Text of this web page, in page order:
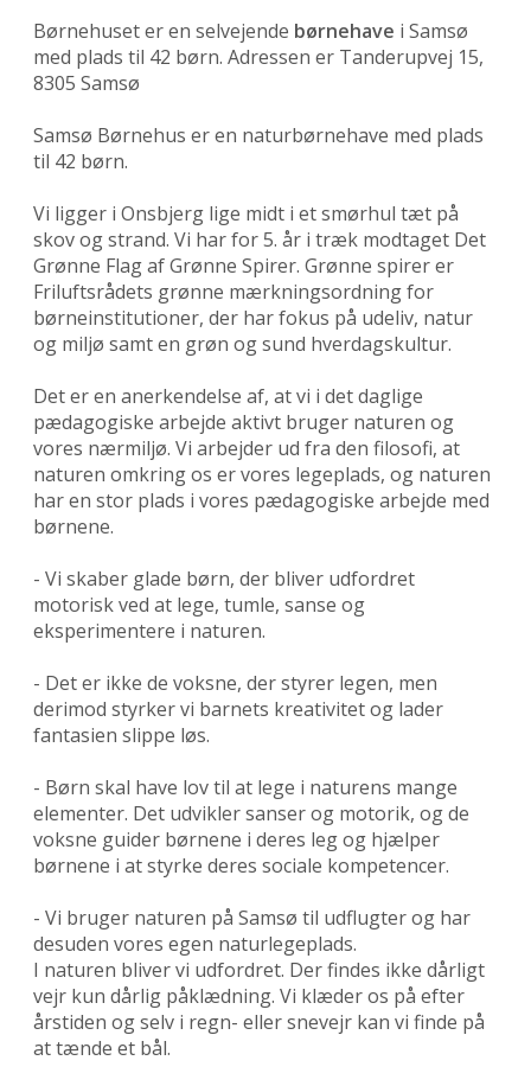
Børnehuset er en selvejende børnehave i Samsø
med plads til 42 børn. Adressen er Tanderupvej 15,
8305 Samsø
Samsø Børnehus er en naturbørnehave med plads
til 42 børn.
Vi ligger i Onsbjerg lige midt i et smørhul tæt på
skov og strand. Vi har for 5. år i træk modtaget Det
Grønne Flag af Grønne Spirer. Grønne spirer er
Friluftsrådets grønne mærkningsordning for
børneinstitutioner, der har fokus på udeliv, natur
og miljø samt en grøn og sund hverdagskultur.
Det er en anerkendelse af, at vi i det daglige
pædagogiske arbejde aktivt bruger naturen og
vores nærmiljø. Vi arbejder ud fra den filosofi, at
naturen omkring os er vores legeplads, og naturen
har en stor plads i vores pædagogiske arbejde med
børnene.
- Vi skaber glade børn, der bliver udfordret
motorisk ved at lege, tumle, sanse og
eksperimentere i naturen.
- Det er ikke de voksne, der styrer legen, men
derimod styrker vi barnets kreativitet og lader
fantasien slippe løs.
- Børn skal have lov til at lege i naturens mange
elementer. Det udvikler sanser og motorik, og de
voksne guider børnene i deres leg og hjælper
børnene i at styrke deres sociale kompetencer.
- Vi bruger naturen på Samsø til udflugter og har
desuden vores egen naturlegeplads.
I naturen bliver vi udfordret. Der findes ikke dårligt
vejr kun dårlig påklædning. Vi klæder os på efter
årstiden og selv i regn- eller snevejr kan vi finde på
at tænde et bål.